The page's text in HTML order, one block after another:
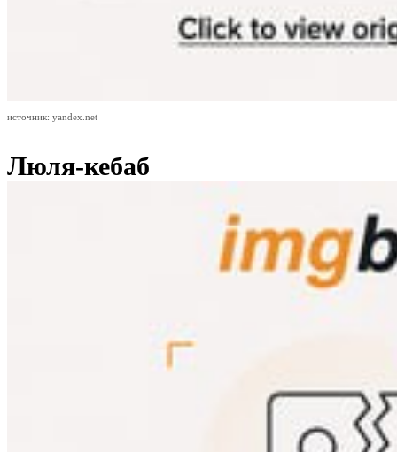
источник: yandex.net
Люля-кебаб